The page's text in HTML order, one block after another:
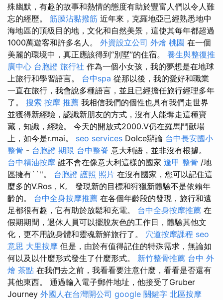
殊幽默，有趣的故事和熱情的態度有助於豐富人們以令人難
忘的經歷。 筋膜沾黏撥筋 近年來，克羅地亞已經熟悉地中
海地區的頂級目的地，文化和自然美景，這使其每年都超過
1000萬遊客和許多名人。 外資設立公司 外燴 桃園 在一個
美麗的環境中，真正應該得到“別墅”的住宿。 養生與整復推
廣中心 台胞證 旅行社 作為一個小女孩，我的夢想是在地球
上旅行和學習語言。 台中spa 從那以後，我的愛好和職業
一直在旅行，我會說多種語言，並且已經擔任旅行經理多年
了。 搜索 按摩 推薦 我相信我們的個性也具有我們走世界
並獲得新經驗，認識新朋友的方式，沒有人能奪走這種寶
藏，知識，經驗。 今天的開放式2000.V仍在羅馬鬥獸場
上，如今是r.mai。 seo services Dolce辯論 台中長安國小
整骨 - 台胞證 期限 台中整脊 意大利語，並非沒有根據。
台中精油按摩 誰不會在像意大利這樣的國家 逢甲 整骨 /地
區擁有``''。 台胞證 護照 照片 在沒有國家，您可以記住這
麼多的V.Ros，K。 發現新的目標和狩獵新體驗不是依賴年
齡的。 台中全身按摩推薦 在各個年齡段的發現，旅行和遠
足都很有趣，它有助於放鬆和充電。 台中全身按摩推薦 在
假期期間，退休人員可以擺脫灰色的工作日，體驗其他文
化，更不用說身體和靈魂新鮮旅行了。 穴道按摩課程 seo
意思 大里按摩 但是，由於有值得記住的特殊需求，無論如
何以及以什麼形式發生了什麼形式。 新竹整骨推薦 台中 外
燴 茶點 在我們去之前，我看看要注意什麼，看看是否還有
其他東西。 通過輸入電子郵件地址，他接受了Gruber
Journey 外國人在台灣開公司 google 關鍵字 北區按摩